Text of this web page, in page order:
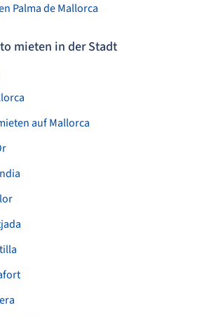
Palma de Mallorca
mieten in der Stadt
auf Mallorca